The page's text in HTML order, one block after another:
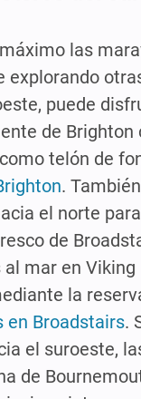
las
explorando
puede
de Brighton
telón de
.
el norte
de
mar en Viking
la
en Broadstairs.
el suroeste,
de